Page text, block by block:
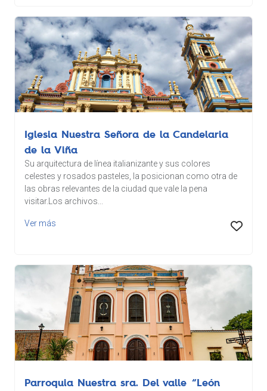
Iglesia Nuestra Señora de la Candelaria
de la Viña
Su arquitectura de línea italianizante y sus colores
celestes y rosados pasteles, la posicionan como otra de
las obras relevantes de la ciudad que vale la pena
visitar.Los archivos...
Ver más
Parroquia Nuestra sra. Del valle “León